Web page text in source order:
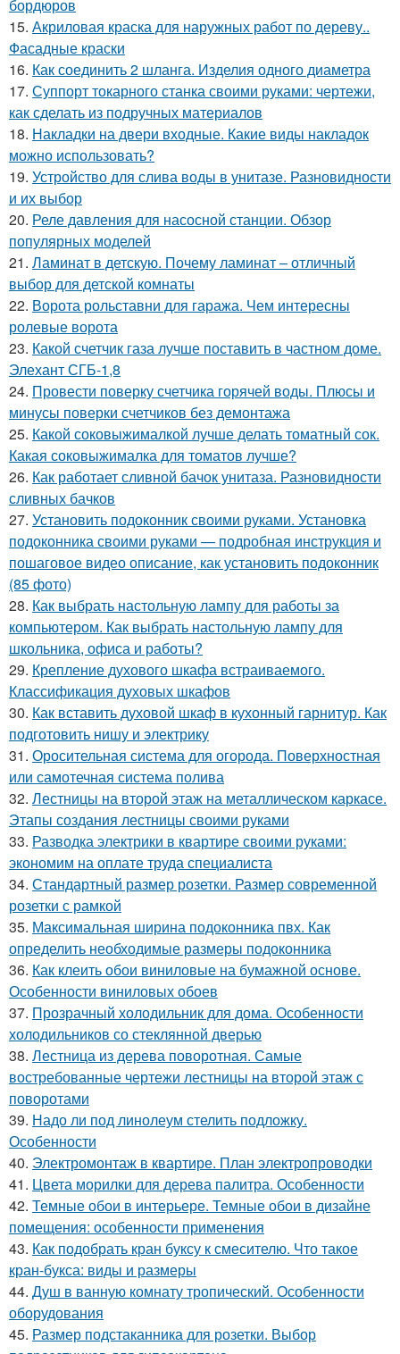
бордюров
15. Акриловая краска для наружных работ по дереву..
Фасадные краски
16. Как соединить 2 шланга. Изделия одного диаметра
17. Суппорт токарного станка своими руками: чертежи,
как сделать из подручных материалов
18. Накладки на двери входные. Какие виды накладок
можно использовать?
19. Устройство для слива воды в унитазе. Разновидности
и их выбор
20. Реле давления для насосной станции. Обзор
популярных моделей
21. Ламинат в детскую. Почему ламинат – отличный
выбор для детской комнаты
22. Ворота рольставни для гаража. Чем интересны
ролевые ворота
23. Какой счетчик газа лучше поставить в частном доме.
Элехант СГБ-1,8
24. Провести поверку счетчика горячей воды. Плюсы и
минусы поверки счетчиков без демонтажа
25. Какой соковыжималкой лучше делать томатный сок.
Какая соковыжималка для томатов лучше?
26. Как работает сливной бачок унитаза. Разновидности
сливных бачков
27. Установить подоконник своими руками. Установка
подоконника своими руками — подробная инструкция и
пошаговое видео описание, как установить подоконник
(85 фото)
28. Как выбрать настольную лампу для работы за
компьютером. Как выбрать настольную лампу для
школьника, офиса и работы?
29. Крепление духового шкафа встраиваемого.
Классификация духовых шкафов
30. Как вставить духовой шкаф в кухонный гарнитур. Как
подготовить нишу и электрику
31. Оросительная система для огорода. Поверхностная
или самотечная система полива
32. Лестницы на второй этаж на металлическом каркасе.
Этапы создания лестницы своими руками
33. Разводка электрики в квартире своими руками:
экономим на оплате труда специалиста
34. Стандартный размер розетки. Размер современной
розетки с рамкой
35. Максимальная ширина подоконника пвх. Как
определить необходимые размеры подоконника
36. Как клеить обои виниловые на бумажной основе.
Особенности виниловых обоев
37. Прозрачный холодильник для дома. Особенности
холодильников со стеклянной дверью
38. Лестница из дерева поворотная. Самые
востребованные чертежи лестницы на второй этаж с
поворотами
39. Надо ли под линолеум стелить подложку.
Особенности
40. Электромонтаж в квартире. План электропроводки
41. Цвета морилки для дерева палитра. Особенности
42. Темные обои в интерьере. Темные обои в дизайне
помещения: особенности применения
43. Как подобрать кран буксу к смесителю. Что такое
кран-букса: виды и размеры
44. Душ в ванную комнату тропический. Особенности
оборудования
45. Размер подстаканника для розетки. Выбор